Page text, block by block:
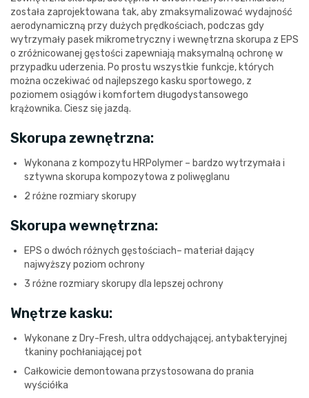
została zaprojektowana tak, aby zmaksymalizować wydajność
aerodynamiczną przy dużych prędkościach, podczas gdy
wytrzymały pasek mikrometryczny i wewnętrzna skorupa z EPS
o zróżnicowanej gęstości zapewniają maksymalną ochronę w
przypadku uderzenia. Po prostu wszystkie funkcje, których
można oczekiwać od najlepszego kasku sportowego, z
poziomem osiągów i komfortem długodystansowego
krążownika. Ciesz się jazdą.
Skorupa zewnętrzna:
Wykonana z kompozytu HRPolymer – bardzo wytrzymała i
sztywna skorupa kompozytowa z poliwęglanu
2 różne rozmiary skorupy
Skorupa wewnętrzna:
EPS o dwóch różnych gęstościach– materiał dający
najwyższy poziom ochrony
3 różne rozmiary skorupy dla lepszej ochrony
Wnętrze kasku:
Wykonane z Dry-Fresh, ultra oddychającej, antybakteryjnej
tkaniny pochłaniającej pot
Całkowicie demontowana przystosowana do prania
wyściółka